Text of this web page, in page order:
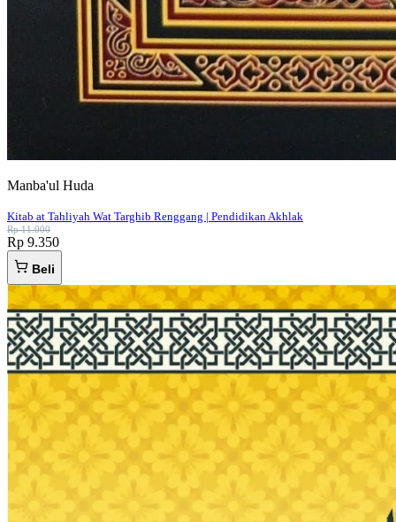
Manba'ul Huda
Kitab at Tahliyah Wat Targhib Renggang | Pendidikan Akhlak
Rp 11.000
Rp 9.350
Beli